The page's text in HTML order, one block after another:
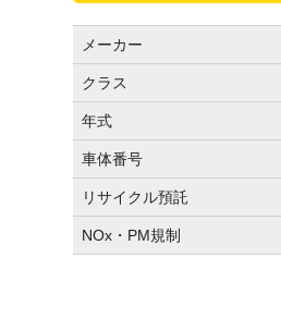
メーカー
クラス
年式
車体番号
リサイクル預託
NOx・PM規制